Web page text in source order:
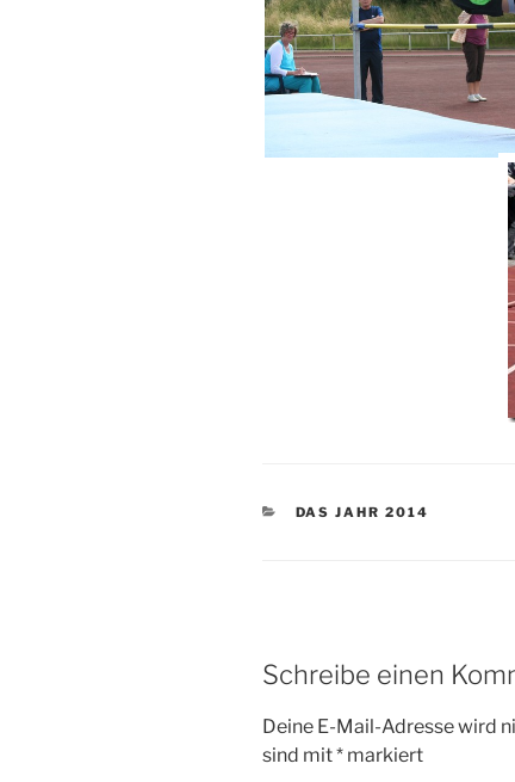
KATEGORIEN
DAS JAHR 2014
Schreibe einen
Deine E-Mail-Adresse wird
sind mit* markiert